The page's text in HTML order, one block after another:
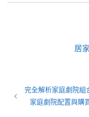
分
居
完全解析家庭劇院組
家庭劇院配置與購